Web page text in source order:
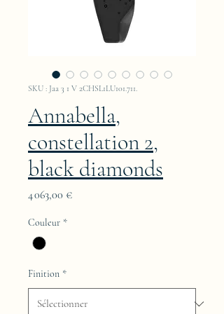
SKU : Jaa 3 1 V 2CHSL1LU101.711.
Annabella,
constellation 2,
black diamonds
4 063,00 €Prix
Couleur *
Finition *